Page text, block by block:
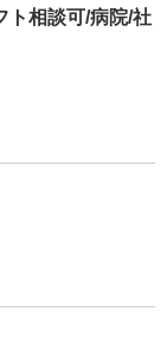
ト相談可/病院/社